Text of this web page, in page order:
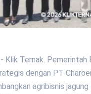
Klik Ternak. Pemerintah
dengan PT
agribisnis